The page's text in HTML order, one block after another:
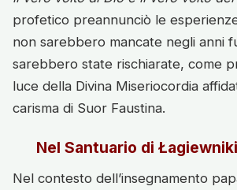
profetico preannunciò le
non sarebbero mancate negli anni
sarebbero state rischiarate, come
luce della Divina Miseriocordia
carisma di Suor Faustina.
Nel Santuario di Łagiewniki
Nel contesto dell’insegnamento